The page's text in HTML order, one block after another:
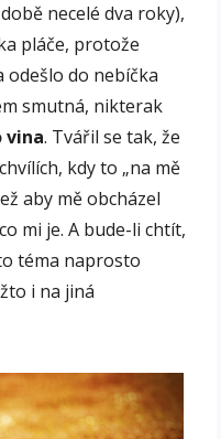
necelé dva roky),
pláče, protože
odešlo do nebíčka
smutná, nikterak
vina. Tvářil se tak, že
kdy to „na mě
aby mě obcházel
mi je. A bude-li chtít,
téma naprosto
i na jiná